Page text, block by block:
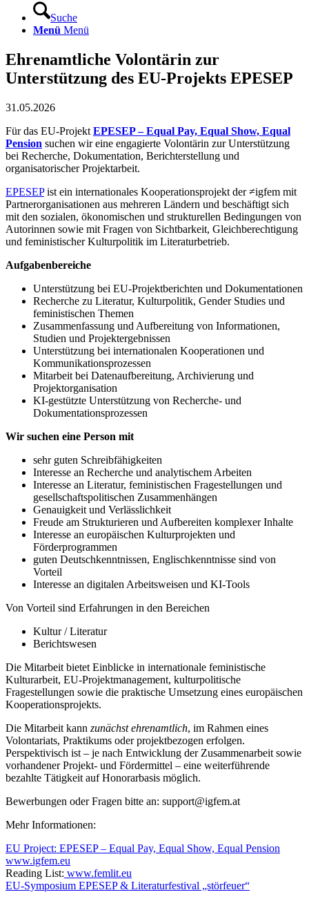
Suche
Menü Menü
Ehrenamtliche Volontärin zur
Unterstützung des EU-Projekts EPESEP
31.05.2026
Für das EU-Projekt EPESEP – Equal Pay, Equal Show, Equal
Pension suchen wireine engagierte Volontärin zur Unterstützung
bei Recherche, Dokumentation, Berichterstellung und
organisatorischer Projektarbeit.
EPESEPist ein internationales Kooperationsprojekt der ≠igfem mit
Partnerorganisationen aus mehreren Ländern und beschäftigt sich
mit den sozialen, ökonomischen und strukturellen Bedingungen von
Autorinnen sowie mit Fragen von Sichtbarkeit, Gleichberechtigung
und feministischer Kulturpolitik im Literaturbetrieb.
Aufgabenbereiche
Unterstützung bei EU-Projektberichten und Dokumentationen
Recherche zu Literatur, Kulturpolitik, Gender Studies und
feministischen Themen
Zusammenfassung und Aufbereitung von Informationen,
Studien und Projektergebnissen
Unterstützung bei internationalen Kooperationen und
Kommunikationsprozessen
Mitarbeit bei Datenaufbereitung, Archivierung und
Projektorganisation
KI-gestützte Unterstützung von Recherche- und
Dokumentationsprozessen
Wir suchen eine Person mit
sehr guten Schreibfähigkeiten
Interesse an Recherche und analytischem Arbeiten
Interesse an Literatur, feministischen Fragestellungen und
gesellschaftspolitischen Zusammenhängen
Genauigkeit und Verlässlichkeit
Freude am Strukturieren und Aufbereiten komplexer Inhalte
Interesse an europäischen Kulturprojekten und
Förderprogrammen
guten Deutschkenntnissen, Englischkenntnisse sind von
Vorteil
Interesse an digitalen Arbeitsweisen und KI-Tools
Von Vorteil sind Erfahrungen in den Bereichen
Kultur / Literatur
Berichtswesen
Die Mitarbeit bietet Einblicke in internationale feministische
Kulturarbeit, EU-Projektmanagement, kulturpolitische
Fragestellungen sowie die praktische Umsetzung eines europäischen
Kooperationsprojekts.
Die Mitarbeit kann zunächst ehrenamtlich, im Rahmen eines
Volontariats, Praktikums oder projektbezogen erfolgen.
Perspektivisch ist – je nach Entwicklung der Zusammenarbeit sowie
vorhandener Projekt- und Fördermittel – eine weiterführende
bezahlte Tätigkeit auf Honorarbasis möglich.
Bewerbungen oder Fragen bitte an: support@igfem.at
Mehr Informationen:
EU Project: EPESEP – Equal Pay, Equal Show, Equal Pension
www.igfem.eu
Reading List: www.femlit.eu
EU-Symposium EPESEP & Literaturfestival „störfeuer“